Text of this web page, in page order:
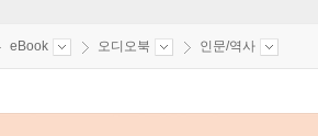
eBook 오디오북 인문/역사